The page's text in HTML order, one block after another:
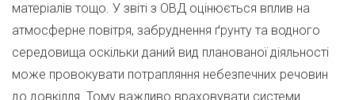
матеріалів тощо. У звіті з ОВД оцінюється вплив на
атмосферне повітря, забруднення ґрунту та водного
середовища оскільки даний вид планованої діяльності
може провокувати потрапляння небезпечних речовин
до довкілля. Тому важливо враховувати системи